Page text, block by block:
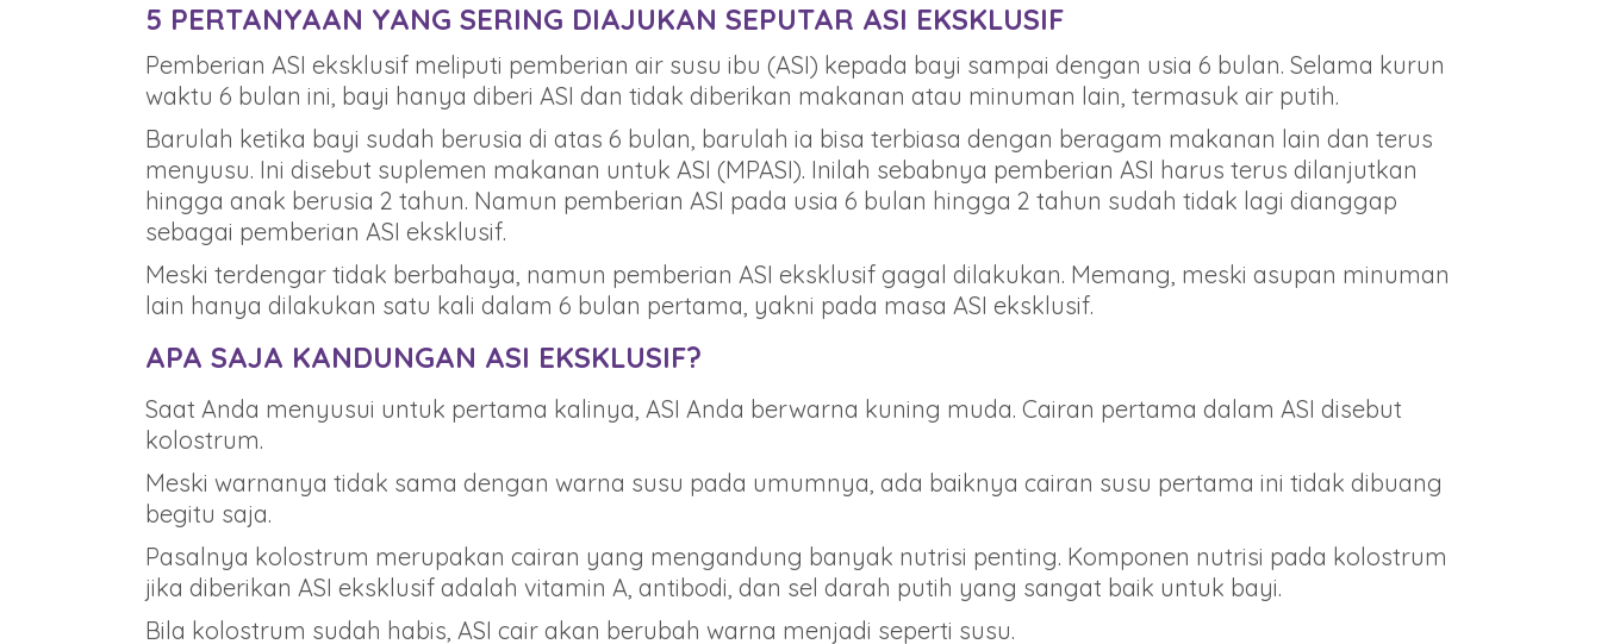
5 PERTANYAAN YANG SERING DIAJUKAN SEPUTAR ASI EKSKLUSIF
Pemberian ASI eksklusif meliputi pemberian air susu ibu (ASI) kepada bayi sampai dengan usia 6 bulan. Selama kurun
waktu 6 bulan ini, bayi hanya diberi ASI dan tidak diberikan makanan atau minuman lain, termasuk air putih.
Barulah ketika bayi sudah berusia di atas 6 bulan, barulah ia bisa terbiasa dengan beragam makanan lain dan terus
menyusu. Ini disebut suplemen makanan untuk ASI (MPASI). Inilah sebabnya pemberian ASI harus terus dilanjutkan
hingga anak berusia 2 tahun. Namun pemberian ASI pada usia 6 bulan hingga 2 tahun sudah tidak lagi dianggap
sebagai pemberian ASI eksklusif.
Meski terdengar tidak berbahaya, namun pemberian ASI eksklusif gagal dilakukan. Memang, meski asupan minuman
lain hanya dilakukan satu kali dalam 6 bulan pertama, yakni pada masa ASI eksklusif.
APA SAJA KANDUNGAN ASI EKSKLUSIF?
Saat Anda menyusui untuk pertama kalinya, ASI Anda berwarna kuning muda. Cairan pertama dalam ASI disebut
kolostrum.
Meski warnanya tidak sama dengan warna susu pada umumnya, ada baiknya cairan susu pertama ini tidak dibuang
begitu saja.
Pasalnya kolostrum merupakan cairan yang mengandung banyak nutrisi penting. Komponen nutrisi pada kolostrum
jika diberikan ASI eksklusif adalah vitamin A, antibodi, dan sel darah putih yang sangat baik untuk bayi.
Bila kolostrum sudah habis, ASI cair akan berubah warna menjadi seperti susu.